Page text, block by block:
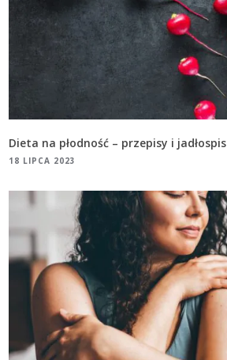
Dieta na płodność – przepisy i jadłospis
18 LIPCA 2023